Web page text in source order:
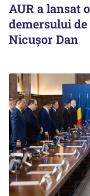
AUR a lansat
demersului
Nicușor Dan